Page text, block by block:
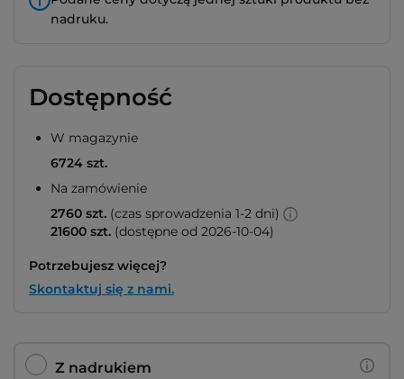
nadruku.
Dostępność
W magazynie
6724 szt.
Na zamówienie
2760 szt. (czas sprowadzenia 1-2 dni)
21600 szt. (dostępne od 2026-10-04)
Potrzebujesz więcej?
Skontaktuj się z nami.
Z nadrukiem